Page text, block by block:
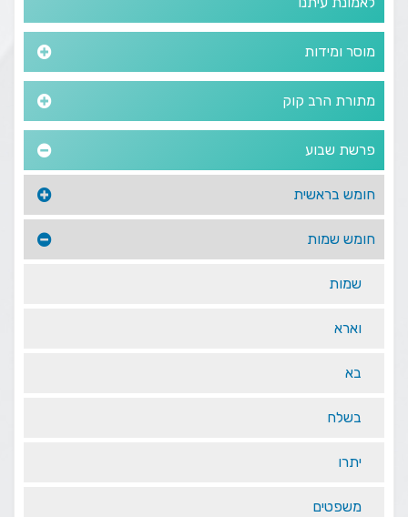
מוסר ומידות
מתורת הרב קוק
פרשת שבוע
חומש בראשית
חומש שמות
שמות
וארא
בא
בשלח
יתרו
משפטים